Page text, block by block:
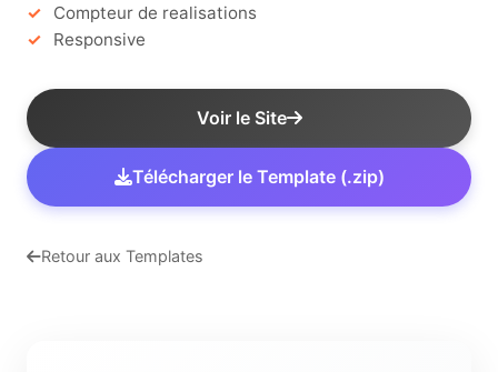
Compteur de realisations
Responsive
Voir le Site
Télécharger le Template (.zip)
Retour aux Templates